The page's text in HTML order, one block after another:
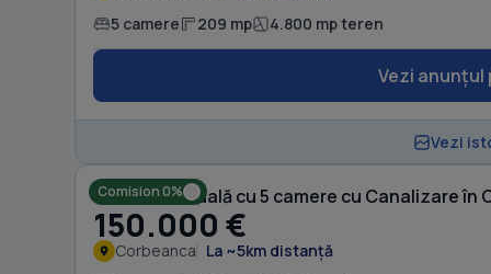
5 camere 209 mp 4.800 mp teren
Vezi anunțul
Vezi
Comision 0%
Casă individuală cu 5 camere cu Canalizare în
150.000 €
Corbeanca La ~5km distanță